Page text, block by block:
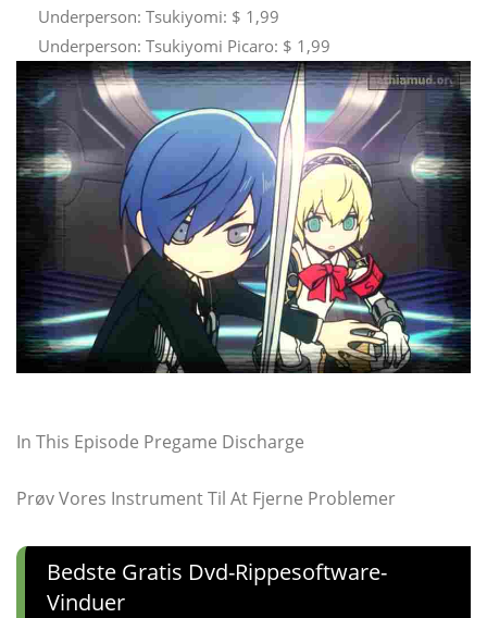
Underperson: Tsukiyomi: $ 1,99
Underperson: Tsukiyomi Picaro: $ 1,99
In This Episode Pregame Discharge
Prøv Vores Instrument Til At Fjerne Problemer
Bedste Gratis Dvd-Rippesoftware-
Vinduer